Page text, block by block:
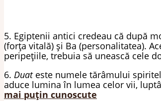
5. Egiptenii antici credeau că după
(forța vitală) și Ba (personalitatea).
peripețiile, trebuia să unească cele
6. Duateste numele tărâmului
aduce lumina în lumea celor vii,
mai puțin cunoscute